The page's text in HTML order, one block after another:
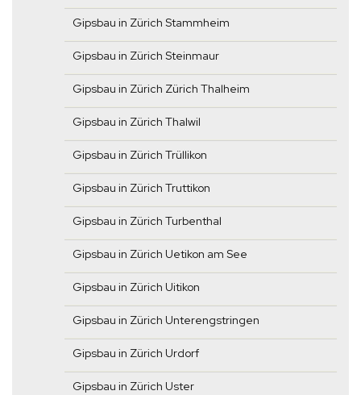
Gipsbau in Zürich Stammheim
Gipsbau in Zürich Steinmaur
Gipsbau in Zürich Zürich Thalheim
Gipsbau in Zürich Thalwil
Gipsbau in Zürich Trüllikon
Gipsbau in Zürich Truttikon
Gipsbau in Zürich Turbenthal
Gipsbau in Zürich Uetikon am See
Gipsbau in Zürich Uitikon
Gipsbau in Zürich Unterengstringen
Gipsbau in Zürich Urdorf
Gipsbau in Zürich Uster